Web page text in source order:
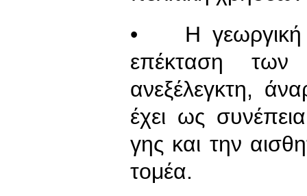
• Η γεωργική
επέκταση
ανεξέλεγκτη,
έχει ως
γης και την
τομέα.